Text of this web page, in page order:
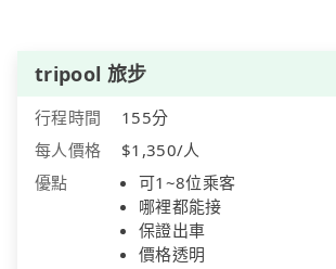
tripool 旅步
行程時間
155分
每人價格
$1,350/人
優點
可1~8位乘客
哪裡都能接
保證出車
價格透明